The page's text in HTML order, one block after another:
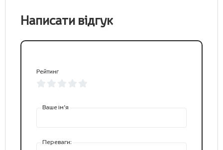
Написати відгук
Рейтинг
Ваше ім’я
Переваги: